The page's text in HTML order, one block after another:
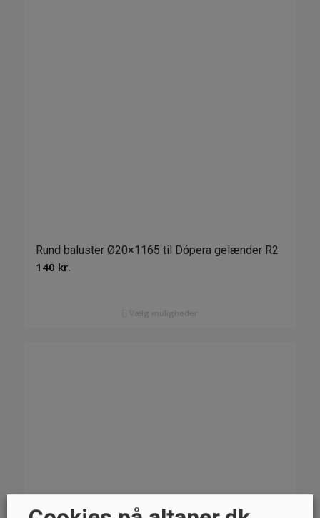
Rund baluster Ø20×1165 til Dópera gelænder R2
140 kr.
Vælg muligheder